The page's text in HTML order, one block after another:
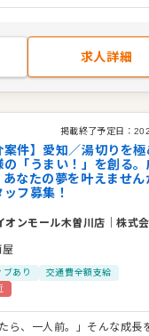
求人詳細
掲載終了予定日：
案件】愛知／湯切りを極
の「うまい！」を創る。
あなたの夢を叶えません
フ募集！
オンモール木曽川店 ｜株式
ブあり
交通費全額支給
ら、一人前。」そんな成長